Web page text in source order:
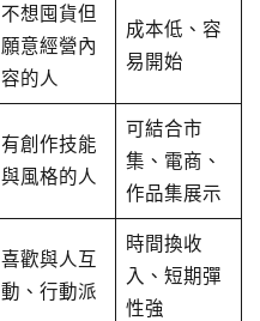
不想囤貨但
願意經營內
容的人
成本低、容
易開始
有創作技能
與風格的人
可結合市
集、電商、
作品集展示
喜歡與人互
動、行動派
時間換收
入、短期彈
性強